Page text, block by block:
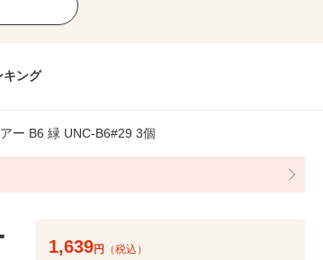
キング
ー B6 緑 UNC-B6#29 3個
1,639円
（税込）